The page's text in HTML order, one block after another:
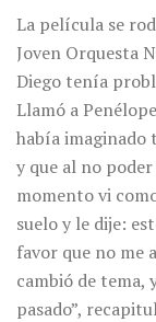
La película se
Joven Orquesta
Diego tenía
Llamó a
había imaginado
y que al no poder
momento vi
suelo y le dije:
favor que no me
cambió de tema,
pasado”,